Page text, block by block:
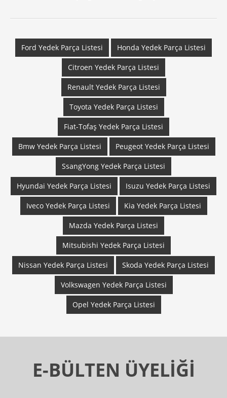
Ford Yedek Parça Listesi Honda Yedek Parça Listesi
Citroen Yedek Parça Listesi
Renault Yedek Parça Listesi
Toyota Yedek Parça Listesi
Fiat-Tofaş Yedek Parça Listesi
Bmw Yedek Parça Listesi Peugeot Yedek Parça Listesi
SsangYong Yedek Parça Listesi
Hyundai Yedek Parça Listesi Isuzu Yedek Parça Listesi
Iveco Yedek Parça Listesi Kia Yedek Parça Listesi
Mazda Yedek Parça Listesi
Mitsubishi Yedek Parça Listesi
Nissan Yedek Parça Listesi Skoda Yedek Parça Listesi
Volkswagen Yedek Parça Listesi
Opel Yedek Parça Listesi
E-BÜLTEN ÜYELİĞİ